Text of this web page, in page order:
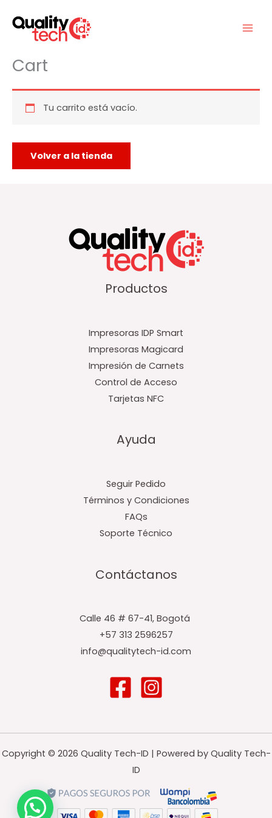
contenido
Cart
Tu carrito está vacío.
Volver a la tienda
Productos
Impresoras IDP Smart
Impresoras Magicard
Impresión de Carnets
Control de Acceso
Tarjetas NFC
Ayuda
Seguir Pedido
Términos y Condiciones
FAQs
Soporte Técnico
Contáctanos
Calle 46 # 67-41, Bogotá ​
+57 313 2596257
info@qualitytech-id.com
Copyright © 2026 Quality Tech-ID | Powered by Quality Tech-
ID